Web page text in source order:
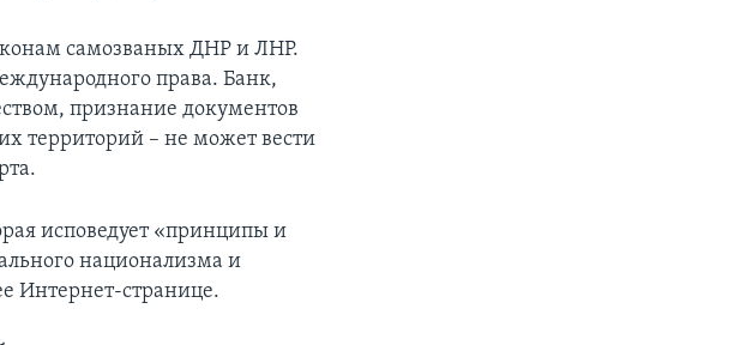
самозваных ДНР и ЛНР.
права. Банк,
признание документов
территорий – не может вести
исповедует «принципы и
национализма и
Интернет-странице.